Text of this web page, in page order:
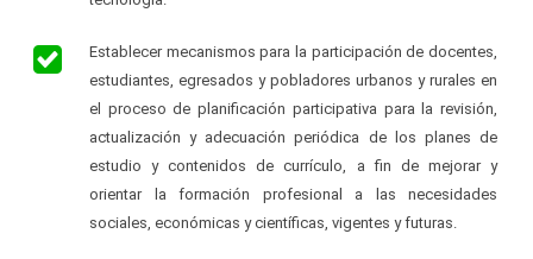
Establecer mecanismos para la participación de docentes,
estudiantes, egresados y pobladores urbanos y rurales en
el proceso de planificación participativa para la revisión,
actualización y adecuación periódica de los planes de
estudio y contenidos de currículo, a fin de mejorar y
orientar la formación profesional a las necesidades
sociales, económicas y científicas, vigentes y futuras.